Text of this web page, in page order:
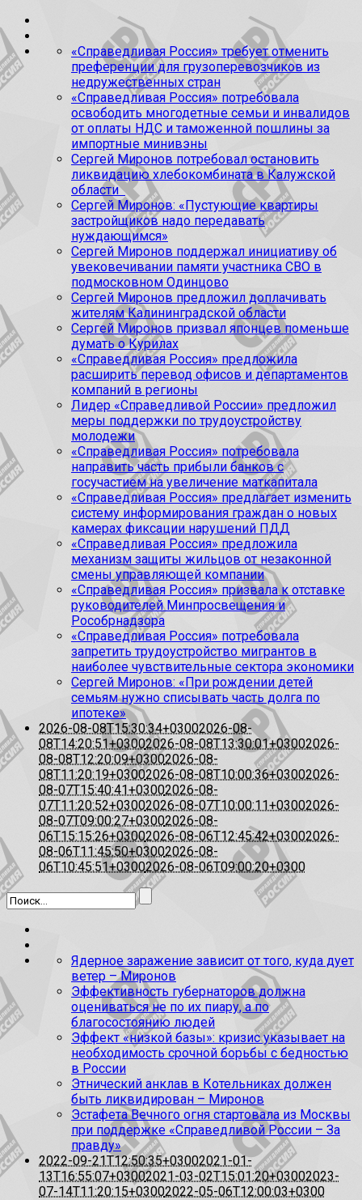
«Справедливая Россия» требует отменить
преференции для грузоперевозчиков из
недружественных стран
«Справедливая Россия» потребовала
освободить многодетные семьи и инвалидов
от оплаты НДС и таможенной пошлины за
импортные минивэны
Сергей Миронов потребовал остановить
ликвидацию хлебокомбината в Калужской
области
Сергей Миронов: «Пустующие квартиры
застройщиков надо передавать
нуждающимся»
Сергей Миронов поддержал инициативу об
увековечивании памяти участника СВО в
подмосковном Одинцово
Сергей Миронов предложил доплачивать
жителям Калининградской области
Сергей Миронов призвал японцев поменьше
думать о Курилах
«Справедливая Россия» предложила
расширить перевод офисов и департаментов
компаний в регионы
Лидер «Справедливой России» предложил
меры поддержки по трудоустройству
молодежи
«Справедливая Россия» потребовала
направить часть прибыли банков с
госучастием на увеличение маткапитала
«Справедливая Россия» предлагает изменить
систему информирования граждан о новых
камерах фиксации нарушений ПДД
«Справедливая Россия» предложила
механизм защиты жильцов от незаконной
смены управляющей компании
«Справедливая Россия» призвала к отставке
руководителей Минпросвещения и
Рособрнадзора
«Справедливая Россия» потребовала
запретить трудоустройство мигрантов в
наиболее чувствительные сектора экономики
Сергей Миронов: «При рождении детей
семьям нужно списывать часть долга по
ипотеке»
2026-08-08T15:30:34+03002026-08-
08T14:20:51+03002026-08-08T13:30:01+03002026-
08-08T12:20:09+03002026-08-
08T11:20:19+03002026-08-08T10:00:36+03002026-
08-07T15:40:41+03002026-08-
07T11:20:52+03002026-08-07T10:00:11+03002026-
08-07T09:00:27+03002026-08-
06T15:15:26+03002026-08-06T12:45:42+03002026-
08-06T11:45:50+03002026-08-
06T10:45:51+03002026-08-06T09:00:20+0300
Ядерное заражение зависит от того, куда дует
ветер – Миронов
Эффективность губернаторов должна
оцениваться не по их пиару, а по
благосостоянию людей
Эффект «низкой базы»: кризис указывает на
необходимость срочной борьбы с бедностью
в России
Этнический анклав в Котельниках должен
быть ликвидирован – Миронов
Эстафета Вечного огня стартовала из Москвы
при поддержке «Справедливой России – За
правду»
2022-09-21T12:50:35+03002021-01-
13T16:55:07+03002021-03-02T15:01:20+03002023-
07-14T11:20:15+03002022-05-06T12:00:03+0300